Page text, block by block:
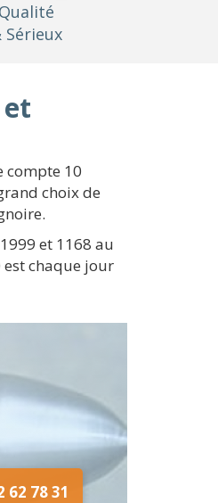
Qualité
Sérieux
compte 10
choix de
et 1168 au
chaque jour
62 78 31